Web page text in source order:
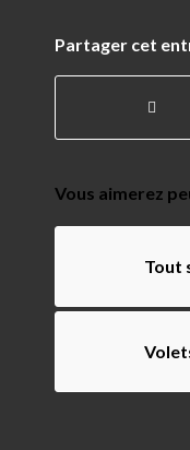
Partager cet
Vous aimerez
Tout